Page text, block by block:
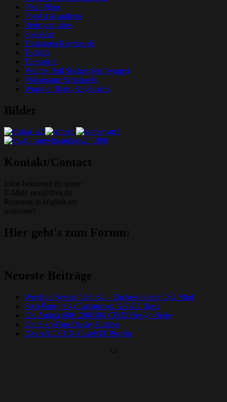
Pixel Plops
PopArt & anderes
Retro und altes
SpaceArt
Tastaturen Keyboards
Technik
Telespiele
Vectrex Full Sticker Sets (wraps)
Videogame Schnipsels
World of Retro Keyboards
Bilder
Kontakt/Contact
Infos bekommt ihr unter:
E-Mail: psx@dlvs.de
Requests in english are
welcome!
Hier geht's zum Forum:
Neueste Beiträge
Weyland System Unit 64 – Ein besonderer C64 Mod
SixtyFour (c64) Tastatur auf AKKO Basis
Die Amiga 600/1200/500 CD32 Design-Serie
Die SixtyFour Ducky Edition
Das AKCZ CX-CaseKIT Projekt
xx